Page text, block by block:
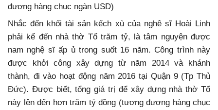
đương hàng chục ngàn USD)
Nhắc đến khối tài sản kếch xù của nghệ sĩ Hoài Linh
phải kể đến nhà thờ Tổ trăm tỷ, là tâm nguyện được
nam nghệ sĩ ấp ủ trong suốt 16 năm. Công trình này
được khởi công xây dựng từ năm 2014 và khánh
thành, đi vào hoạt động năm 2016 tại Quận 9 (Tp Thủ
Đức). Được biết, tổng giá trị để xây dựng nhà thờ Tổ
này lên đến hơn trăm tỷ đồng (tương đương hàng chục